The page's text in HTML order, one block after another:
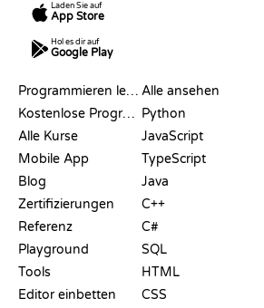
Laden Sie auf
App Store
Hol es dir auf
Google Play
Programmieren lernen
Kostenlose Programmier-Websites
Alle Kurse
Mobile App
Blog
Zertifizierungen
Referenz
Playground
Tools
Editor einbetten
Alle ansehen
Python
JavaScript
TypeScript
Java
C++
C#
SQL
HTML
CSS